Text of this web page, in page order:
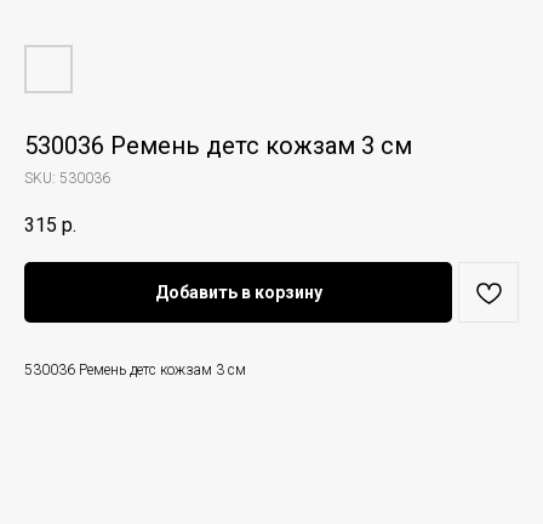
530036 Ремень детс кожзам 3 см
SKU: 530036
315 р.
Добавить в корзину
530036 Ремень детс кожзам 3 см